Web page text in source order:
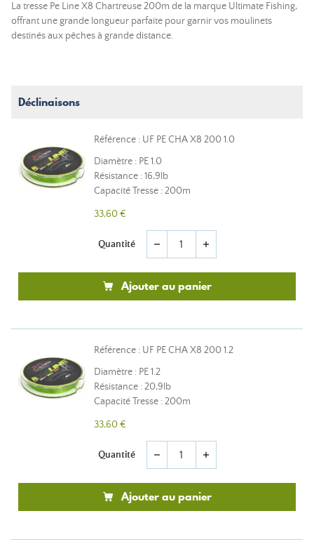
La tresse Pe Line X8 Chartreuse 200m de la marque Ultimate Fishing,
offrant une grande longueur parfaite pour garnir vos moulinets
destinés aux pêches à grande distance.
Déclinaisons
Référence : UF PE CHA X8 200 1.0
Diamètre : PE 1.0
Résistance : 16,9lb
Capacité Tresse : 200m
33,60 €
Quantité remove add
Ajouter au panier
Référence : UF PE CHA X8 200 1.2
Diamètre : PE 1.2
Résistance : 20,9lb
Capacité Tresse : 200m
33,60 €
Quantité remove add
Ajouter au panier